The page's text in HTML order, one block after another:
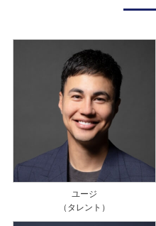
ユージ
（タレント）